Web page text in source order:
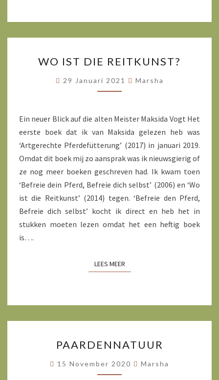
IST
DIE
REITKUNST?
WO IST DIE REITKUNST?
29 Januari 2021 Marsha
Ein neuer Blick auf die alten Meister Maksida Vogt Het
eerste boek dat ik van Maksida gelezen heb was
‘Artgerechte Pferdefütterung’ (2017) in januari 2019.
Omdat dit boek mij zo aansprak was ik nieuwsgierig of
ze nog meer boeken geschreven had. Ik kwam toen
‘Befreie dein Pferd, Befreie dich selbst’ (2006) en ‘Wo
ist die Reitkunst’ (2014) tegen. ‘Befreie den Pferd,
Befreie dich selbst’ kocht ik direct en heb het in
stukken moeten lezen omdat het een heftig boek
is….
LEES MEERLEES MEER
PAARDENNATUUR
15 November 2020 Marsha